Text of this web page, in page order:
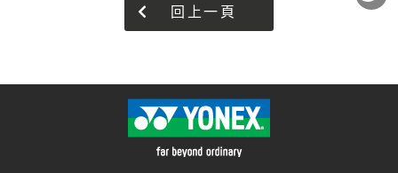
回上一頁